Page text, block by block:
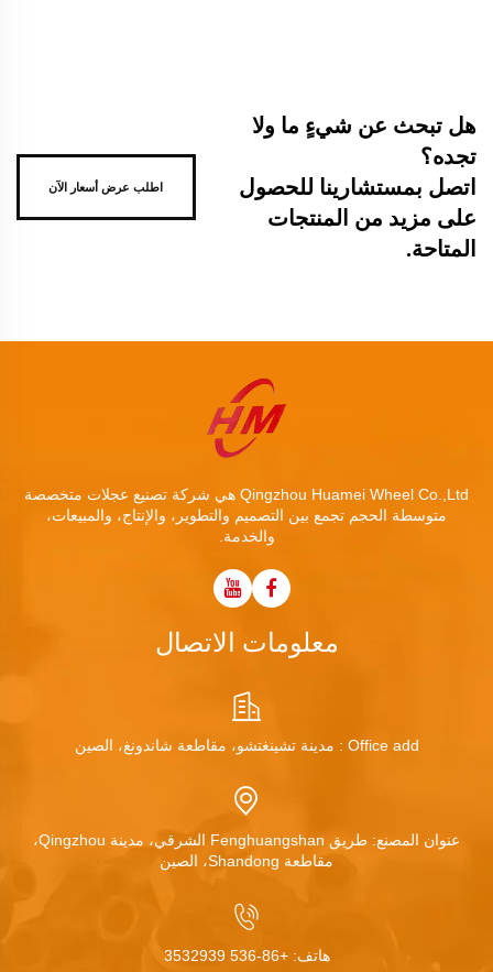
هل تبحث عن شيءٍ ما ولا
تجده؟
اتصل بمستشارينا للحصول
على مزيد من المنتجات
المتاحة.
اطلب عرض أسعار الآن
Qingzhou Huamei Wheel Co.,Ltd هي شركة تصنيع عجلات متخصصة
متوسطة الحجم تجمع بين التصميم والتطوير، والإنتاج، والمبيعات،
والخدمة.
معلومات الاتصال
Office add : مدينة تشينغتشو، مقاطعة شاندونغ، الصين
عنوان المصنع: طريق Fenghuangshan الشرقي، مدينة Qingzhou،
مقاطعة Shandong، الصين
هاتف:+86-536 3532939